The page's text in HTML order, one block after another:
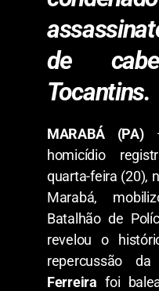
de
Tocantins.
MARABÁ (PA)—
homicídio
quarta-feira (20),
Marabá,
Batalhão de
revelou o
repercussão
Ferreira foi